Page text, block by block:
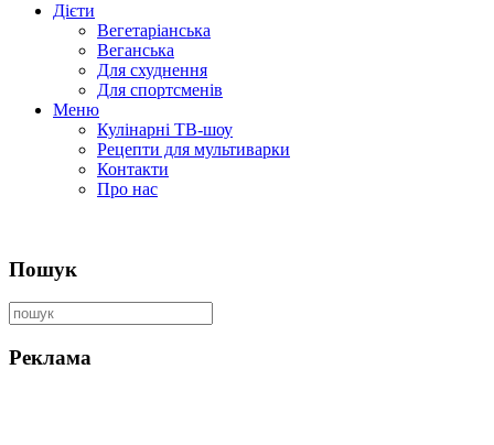
Дієти
Вегетаріанська
Веганська
Для схуднення
Для спортсменів
Меню
Кулінарні ТВ-шоу
Рецепти для мультиварки
Контакти
Про нас
Пошук
Реклама